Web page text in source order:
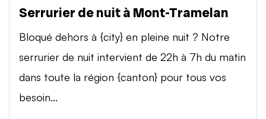
Serrurier de nuit à Mont-Tramelan
Bloqué dehors à {city} en pleine nuit ? Notre
serrurier de nuit intervient de 22h à 7h du matin
dans toute la région {canton} pour tous vos
besoin...